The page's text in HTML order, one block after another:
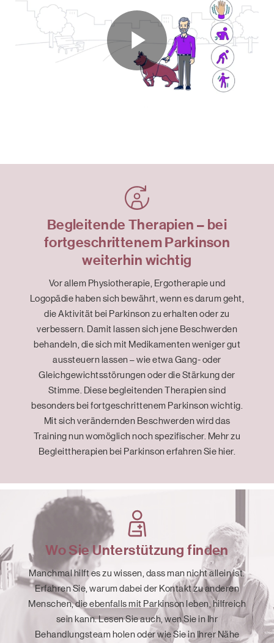
Play
Begleitende Therapien – bei
fortgeschrittenem Parkinson
weiterhin wichtig
Vor allem Physiotherapie, Ergotherapie und
Logopädie haben sich bewährt, wenn es darum geht,
die Aktivität bei Parkinson zu erhalten oder zu
verbessern. Damit lassen sich jene Beschwerden
behandeln, die sich mit Medikamenten weniger gut
aussteuern lassen – wie etwa Gang- oder
Gleichgewichtsstörungen oder die Stärkung der
Stimme. Diese begleitenden Therapien sind
besonders bei fortgeschrittenem Parkinson wichtig.
Mit sich verändernden Beschwerden wird das
Training nun womöglich noch spezifischer. Mehr zu
Begleittherapien bei Parkinson erfahren Sie hier.
Wo Sie Unterstützung finden
Manchmal hilft es zu wissen, dass man nicht allein ist.
Erfahren Sie, warum dabei der Kontakt zu anderen
Menschen, die ebenfalls mit Parkinson leben, hilfreich
sein kann. Lesen Sie auch, wen Sie in Ihr
Behandlungsteam holen oder wie Sie in Ihrer Nähe